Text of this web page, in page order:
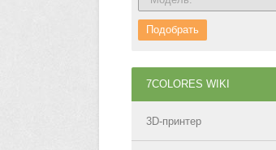
Подобрать
7COLORES WIKI
3D-принтер